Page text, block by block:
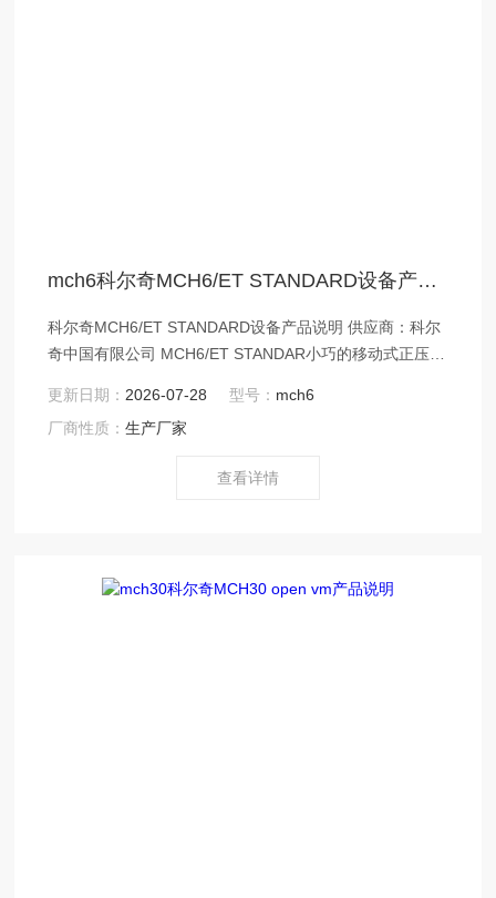
mch6科尔奇MCH6/ET STANDARD设备产品说明
科尔奇MCH6/ET STANDARD设备产品说明 供应商：科尔
奇中国有限公司 MCH6/ET STANDAR小巧的移动式正压式
可以轻松的放入小汽车后备箱内.压缩机采用四级压缩机压
缩,具有高的压缩效率,采用活性碳分子筛过重过滤器,产出
更新日期： 2026-07-28 型号： mch6
厂商性质：生产厂家
查看详情